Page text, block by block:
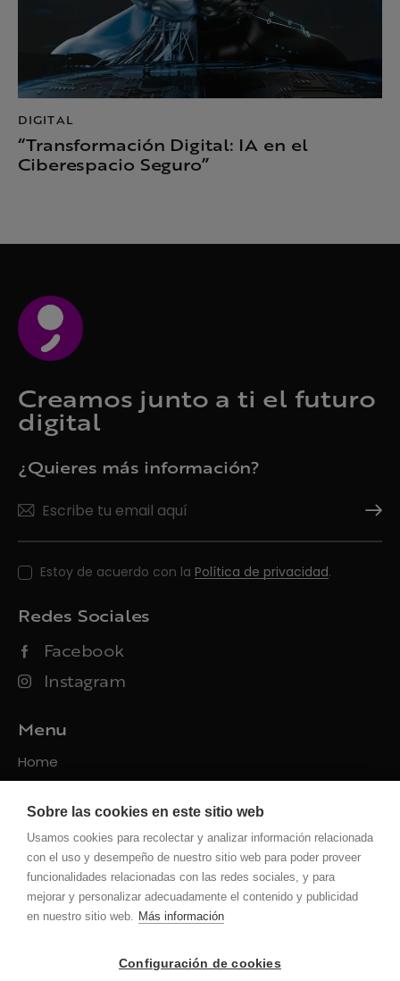
DIGITAL
“Transformación Digital: IA en el
Ciberespacio Seguro”
Creamos junto a ti el futuro
digital
¿Quieres más información?
Estoy de acuerdo con la Política de privacidad.
Redes Sociales
Facebook
Instagram
Menu
Home
Servicios
Contacto
Políticas
Privacidad
Sobre las cookies en este sitio web
Usamos cookies para recolectar y analizar información relacionada
con el uso y desempeño de nuestro sitio web para poder proveer
funcionalidades relacionadas con las redes sociales, y para
mejorar y personalizar adecuadamente el contenido y publicidad
en nuestro sitio web. Más información
Configuración de cookies